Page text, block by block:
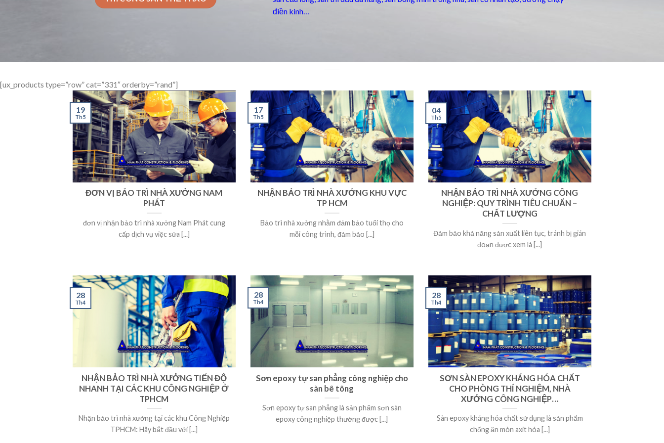
điền kinh…
[ux_products type=”row” cat=”331″ orderby=”rand”]
ĐƠN VỊ BẢO TRÌ NHÀ XƯỞNG NAM
PHÁT
đơn vị nhận bảo trì nhà xưởng Nam Phát cung
cấp dịch vụ việc sửa [...]
19
Th5
NHẬN BẢO TRÌ NHÀ XƯỞNG KHU VỰC
TP HCM
Bảo trì nhà xưởng nhằm đảm bảo tuổi thọ cho
mỗi công trình, đảm bảo [...]
17
Th5
NHẬN BẢO TRÌ NHÀ XƯỞNG CÔNG
NGHIỆP: QUY TRÌNH TIÊU CHUẨN –
CHẤT LƯỢNG
Đảm bảo khả năng sản xuất liên tục, tránh bị gián
đoạn được xem là [...]
04
Th5
NHẬN BẢO TRÌ NHÀ XƯỞNG TIẾN ĐỘ
NHANH TẠI CÁC KHU CÔNG NGHIỆP Ở
TPHCM
Nhận bảo trì nhà xưởng tại các khu Công Nghiệp
TPHCM: Hãy bắt đầu với [...]
28
Th4
Sơn epoxy tự san phẳng công nghiệp cho
sàn bê tông
Sơn epoxy tự san phẳng là sản phẩm sơn sàn
epoxy công nghiệp thường được [...]
28
Th4
SƠN SÀN EPOXY KHÁNG HÓA CHẤT
CHO PHÒNG THÍ NGHIỆM, NHÀ
XƯỞNG CÔNG NGHIỆP…
Sàn epoxy kháng hóa chất sử dụng là sản phẩm
chống ăn mòn axit hóa [...]
28
Th4